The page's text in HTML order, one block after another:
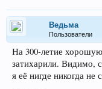
Ведьма
Пользователи
На 300-летие
затихарили. Видимо,
я её нигде никогда не